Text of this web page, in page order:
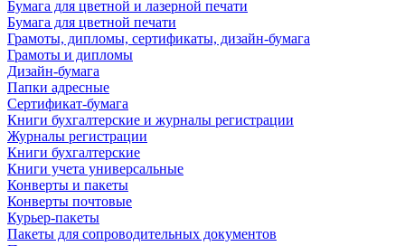
Бумага для цветной и лазерной печати
Бумага для цветной печати
Грамоты, дипломы, сертификаты, дизайн-бумага
Грамоты и дипломы
Дизайн-бумага
Папки адресные
Сертификат-бумага
Книги бухгалтерские и журналы регистрации
Журналы регистрации
Книги бухгалтерские
Книги учета универсальные
Конверты и пакеты
Конверты почтовые
Курьер-пакеты
Пакеты для сопроводительных документов